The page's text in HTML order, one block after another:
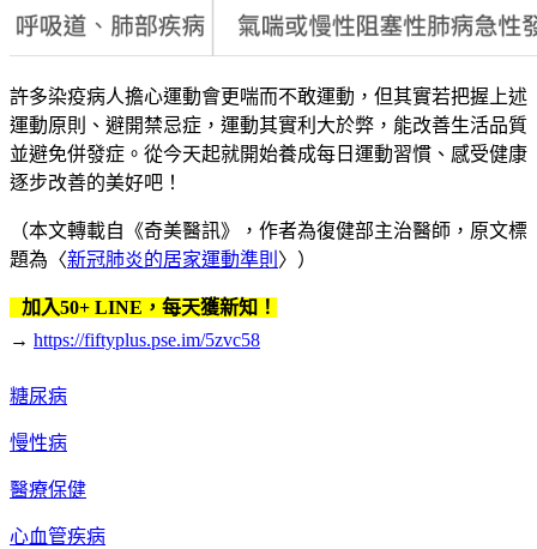
許多染疫病人擔心運動會更喘而不敢運動，但其實若把握上述
運動原則、避開禁忌症，運動其實利大於弊，能改善生活品質
並避免併發症。從今天起就開始養成每日運動習慣、感受健康
逐步改善的美好吧！
（本文轉載自《奇美醫訊》，作者為復健部主治醫師，原文標
題為〈新冠肺炎的居家運動準則 〉）
加入50+ LINE，每天獲新知！
→ https://fiftyplus.pse.im/5zvc58
糖尿病
慢性病
醫療保健
心血管疾病